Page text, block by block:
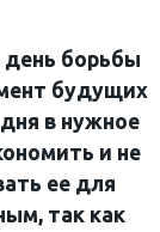
день борьбы
будущих
в нужное
и не
ее для
так как